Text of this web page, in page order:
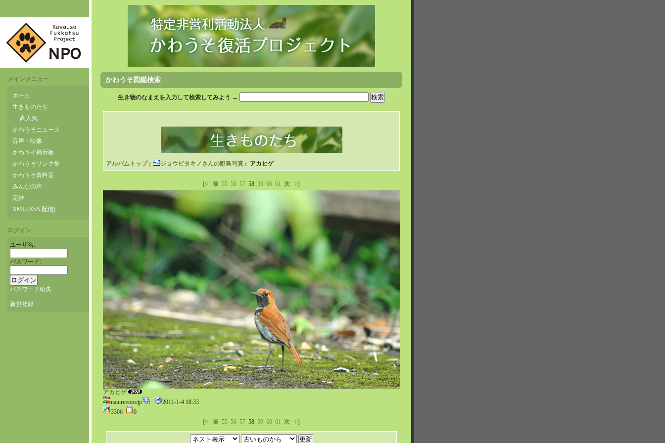
メインメニュー
ホーム
生きものたち
高人気
かわうそニュース
音声・映像
かわうそ掲示板
かわうそリンク集
かわうそ資料室
みんなの声
定款
XML (RSS 配信)
ログイン
ユーザ名:
パスワード:
パスワード紛失
新規登録
かわうそ図鑑検索
生き物のなまえを入力して検索してみよう →
アルバムトップ: ジョウビタキノさんの野鳥写真 : アカヒゲ
[< 前 55 56 57 58 59 60 61 次 >]
アカヒゲ
naturevoicejp
2011-1-4 18:33
3306
0
[<
前 55 56 57 58 59 60 61 次 >]